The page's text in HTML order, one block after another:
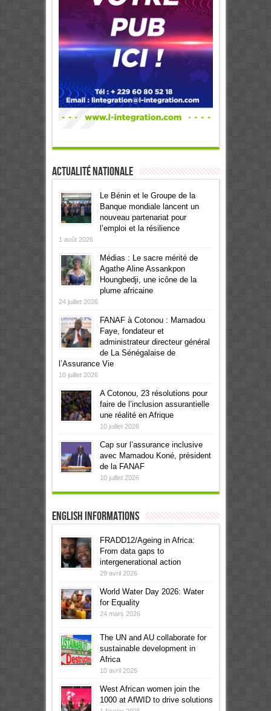
Actualité Nationale
Le Bénin et le Groupe de la
Banque mondiale lancent un
nouveau partenariat pour
l’emploi et la résilience
1 août 2026
Médias : Le sacre mérité de
Agathe Aline Assankpon
Houngbedji, une icône de la
plume africaine
24 juillet 2026
FANAF à Cotonou : Mamadou
Faye, fondateur et
administrateur directeur général
de La Sénégalaise de
l’Assurance Vie
10 juillet 2026
A Cotonou, 23 résolutions pour
faire de l’inclusion assurantielle
une réalité en Afrique
10 juillet 2026
Cap sur l’assurance inclusive
avec Mamadou Koné, président
de la FANAF
10 juillet 2026
English informations
FRADD12/Ageing in Africa:
From data gaps to
intergenerational action
29 avril 2026
World Water Day 2026: Water
for Equality
24 mars 2026
The UN and AU collaborate for
sustainable development in
Africa
10 avril 2025
West African women join the
1000 at AfWID to drive solutions